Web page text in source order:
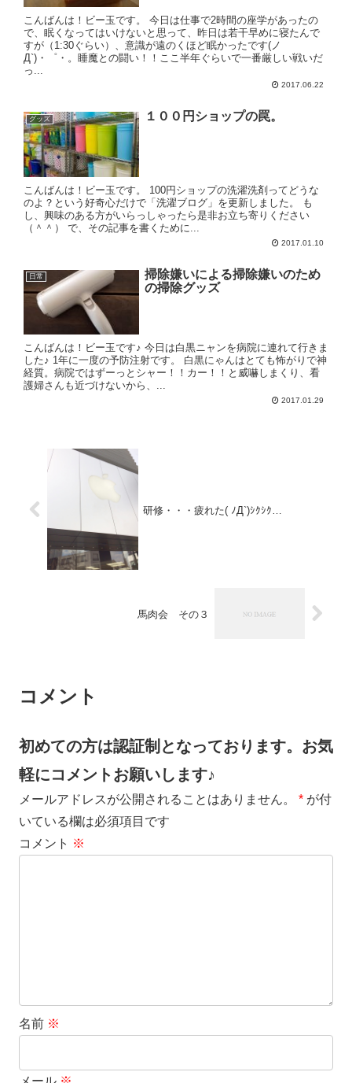
こんばんは！ビー玉です。 今日は仕事で2時間の座学があったの
で、眠くなってはいけないと思って、昨日は若干早めに寝たんで
すが（1:30ぐらい）、意識が遠のくほど眠かったです(ノ
Д`)・゜・。睡魔との闘い！！ここ半年ぐらいで一番厳しい戦いだ
っ...
2017.06.22
グッズ １００円ショップの罠。
こんばんは！ビー玉です。 100円ショップの洗濯洗剤ってどうな
のよ？という好奇心だけで「洗濯ブログ」を更新しました。 も
し、興味のある方がいらっしゃったら是非お立ち寄りください
（＾＾） で、その記事を書くために...
2017.01.10
日常
掃除嫌いによる掃除嫌いのため
の掃除グッズ
こんばんは！ビー玉です♪ 今日は白黒ニャンを病院に連れて行きま
した♪ 1年に一度の予防注射です。 白黒にゃんはとても怖がりで神
経質。病院ではずーっとシャー！！カー！！と威嚇しまくり、看
護婦さんも近づけないから、...
2017.01.29
研修・・・疲れた( ﾉД`)ｼｸｼｸ…
馬肉会 その３
コメント
初めての方は認証制となっております。お気
軽にコメントお願いします♪
メールアドレスが公開されることはありません。 * が付
いている欄は必須項目です
コメント ※
名前 ※